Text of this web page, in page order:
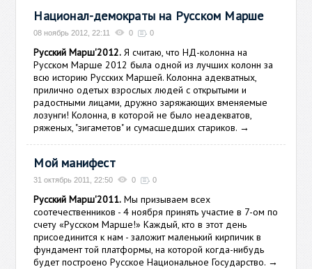
Национал-демократы на Русском Марше
08 ноябрь 2012, 22:11 0 0
Русский Марш'2012. Я считаю, что НД-колонна на
Русском Марше 2012 была одной из лучших колонн за
всю историю Русских Маршей. Колонна адекватных,
прилично одетых взрослых людей с открытыми и
радостными лицами, дружно заряжающих вменяемые
лозунги! Колонна, в которой не было неадекватов,
ряженых, "зигаметов" и сумасшедших стариков. →
Мой манифест
31 октябрь 2011, 22:50 0 0
Русский Марш'2011. Мы призываем всех
соотечественников - 4 ноября принять участие в 7-ом по
счету «Русском Марше!» Каждый, кто в этот день
присоединится к нам - заложит маленький кирпичик в
фундамент той платформы, на которой когда-нибудь
будет построено Русское Национальное Государство. →